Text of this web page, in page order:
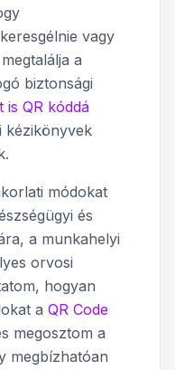
vagy
a
biztonsági
is QR kóddá
kézikönyvek
módokat
és
a munkahelyi
orvosi
hogyan
a QR Code
megosztom a
megbízhatóan